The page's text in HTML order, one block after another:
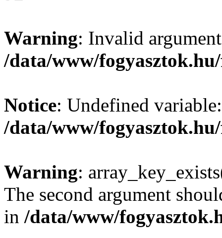
Warning: Invalid
/data/www/
Notice: Undefined
/data/www/
Warning:
The second argument
in /data/www/